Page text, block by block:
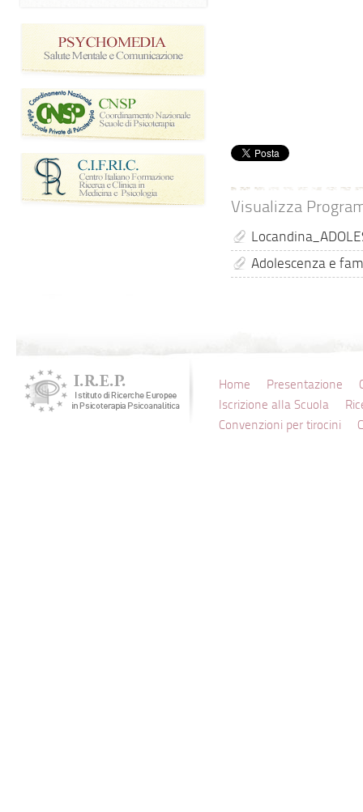
Visualizza
Adolescenza e
Home Presentazione
Iscrizione alla Scuola
Convenzioni per tirocini